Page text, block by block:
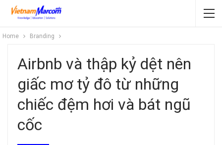
Home Branding
Airbnb và thập kỷ dệt nên
giấc mơ tỷ đô từ những
chiếc đệm hơi và bát ngũ
cốc